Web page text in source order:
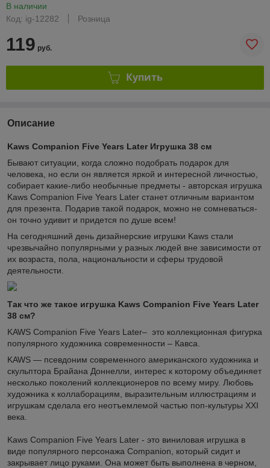
В наличии
Код: ig-12282
Розница
119 руб.
Купить
Описание
Kaws Companion Five Years Later Игрушка 38 см
Бывают ситуации, когда сложно подобрать подарок для
человека, но если он является яркой и интересной личностью,
собирает какие-либо необычные предметы - авторская игрушка
Kaws Companion Five Years Later станет отличным вариантом
для презента. Подарив такой подарок, можно не сомневаться-
он точно удивит и придется по душе всем!
На сегодняшний день дизайнерские игрушки Kaws стали
чрезвычайно популярными у разных людей вне зависимости от
их возраста, пола, национальности и сферы трудовой
деятельности.
Так что же такое игрушка Kaws Companion Five Years Later
38 см?
KAWS Companion Five Years Later– это коллекционная фигурка
популярного художника современности – Кавса.
KAWS — псевдоним современного американского художника и
скульптора Брайана Доннелли, интерес к которому объединяет
несколько поколений коллекционеров по всему миру. Любовь
художника к коллаборациям, выразительным иллюстрациям и
игрушкам сделала его неотъемлемой частью поп-культуры XXI
века.
Kaws Companion Five Years Later - это виниловая игрушка в
виде популярного персонажа Companion, который сидит и
закрывает лицо руками. Она может быть выполнена в черном,